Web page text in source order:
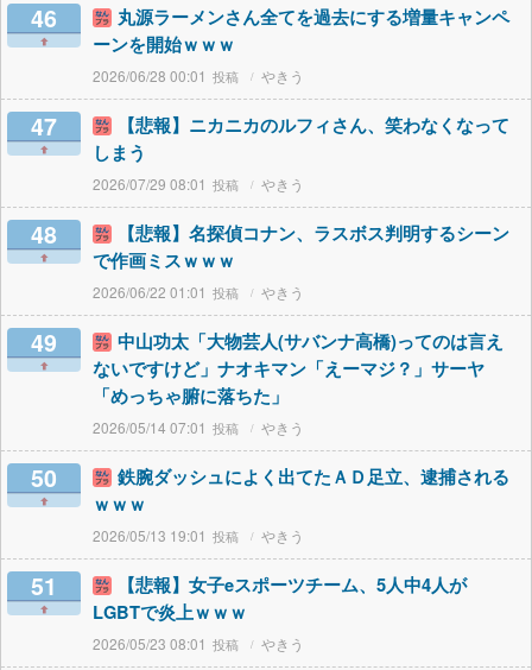
46
丸源ラーメンさん全てを過去にする増量キャンペ
ーンを開始ｗｗｗ
2026/06/28 00:01 やきう
47
【悲報】ニカニカのルフィさん、笑わなくなって
しまう
2026/07/29 08:01 やきう
48
【悲報】名探偵コナン、ラスボス判明するシーン
で作画ミスｗｗｗ
2026/06/22 01:01 やきう
49
中山功太「大物芸人(サバンナ高橋)ってのは言え
ないですけど」ナオキマン「えーマジ？」サーヤ
「めっちゃ腑に落ちた」
2026/05/14 07:01 やきう
50
鉄腕ダッシュによく出てたＡＤ足立、逮捕される
ｗｗｗ
2026/05/13 19:01 やきう
51
【悲報】女子eスポーツチーム、5人中4人が
LGBTで炎上ｗｗｗ
2026/05/23 08:01 やきう